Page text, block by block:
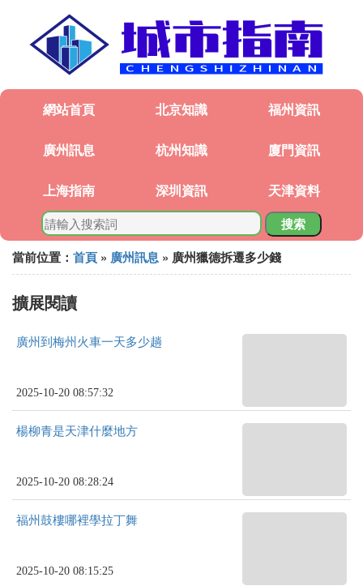
網站首頁 北京知識 福州資訊
廣州訊息 杭州知識 廈門資訊
上海指南 深圳資訊 天津資料
搜索
當前位置： 首頁 » 廣州訊息 » 廣州獵德拆遷多少錢
擴展閱讀
廣州到梅州火車一天多少趟
2025-10-20 08:57:32
楊柳青是天津什麼地方
2025-10-20 08:28:24
福州鼓樓哪裡學拉丁舞
2025-10-20 08:15:25